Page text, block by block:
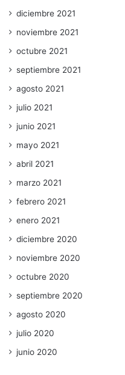
diciembre 2021
noviembre 2021
octubre 2021
septiembre 2021
agosto 2021
julio 2021
junio 2021
mayo 2021
abril 2021
marzo 2021
febrero 2021
enero 2021
diciembre 2020
noviembre 2020
octubre 2020
septiembre 2020
agosto 2020
julio 2020
junio 2020